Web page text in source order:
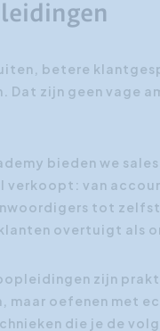
betere
Dat zijn geen vage
bieden we
verkoopt: van
tot
overtuigt als
zijn
maar oefenen met
die je de